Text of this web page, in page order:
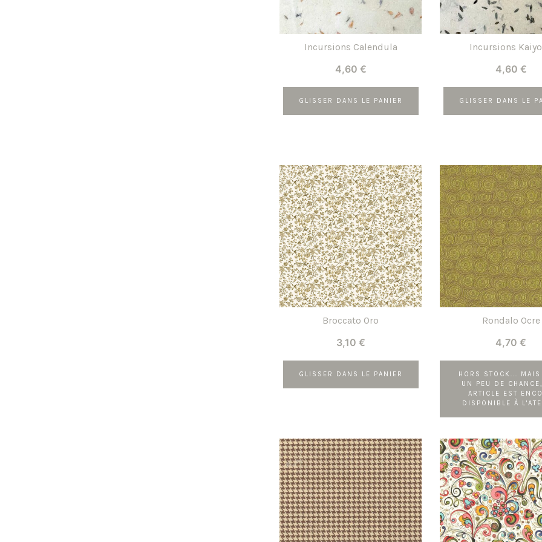
Incursions Calendula
4,60 €
GLISSER DANS LE PANIER
Incursions
4,60 €
GLISSER DANS LE
Broccato Oro
3,10 €
GLISSER DANS LE PANIER
Rondalo Ocre
4,70 €
HORS STOCK... MAIS
UN PEU DE
ARTICLE EST
DISPONIBLE À